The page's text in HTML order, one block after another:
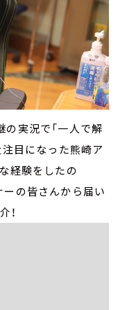
の実況で「一人で解
注目になった熊崎ア
経験をしたの
の皆さんから届い
！